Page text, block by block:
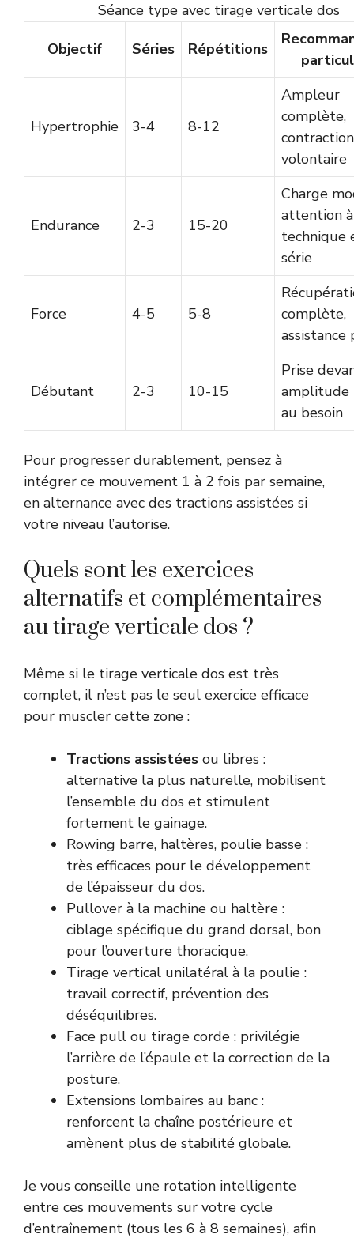
Séance type avec tirage verticale dos
Objectif Séries Répétitions
Hypertrophie 3-4 8-12
Ampleur
complète,
contraction
volontaire
Endurance 2-3 15-20
Charge
attention
technique
série
Force 4-5 5-8
complète,
assistance
Débutant 2-3 10-15
Prise
amplitude
au besoin
Pour progresser durablement, pensez à
intégrer ce mouvement 1 à 2 fois par semaine,
en alternance avec des tractions assistées si
votre niveau l’autorise.
Quels sont les exercices
alternatifs et complémentaires
au tirage verticale dos ?
Même si le tirage verticale dos est très
complet, il n’est pas le seul exercice efficace
pour muscler cette zone :
Tractions assistées ou libres :
alternative la plus naturelle, mobilisent
l’ensemble du dos et stimulent
fortement le gainage.
Rowing barre, haltères, poulie basse :
très efficaces pour le développement
de l’épaisseur du dos.
Pullover à la machine ou haltère :
ciblage spécifique du grand dorsal, bon
pour l’ouverture thoracique.
Tirage vertical unilatéral à la poulie :
travail correctif, prévention des
déséquilibres.
Face pull ou tirage corde : privilégie
l’arrière de l’épaule et la correction de la
posture.
Extensions lombaires au banc :
renforcent la chaîne postérieure et
amènent plus de stabilité globale.
Je vous conseille une rotation intelligente
entre ces mouvements sur votre cycle
d’entraînement (tous les 6 à 8 semaines), afin